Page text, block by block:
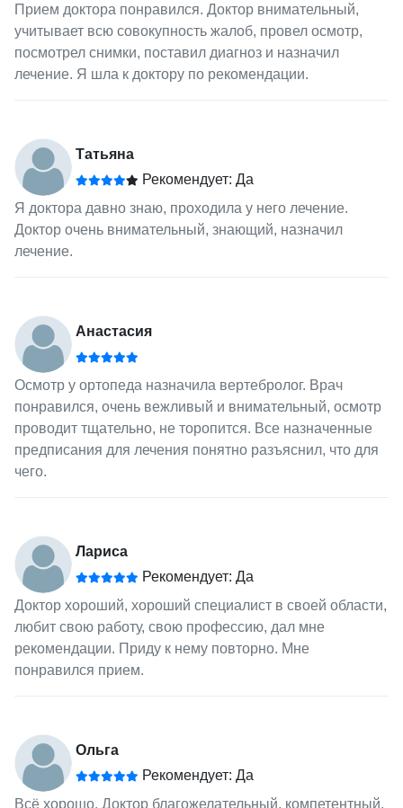
Прием доктора понравился. Доктор внимательный,
учитывает всю совокупность жалоб, провел осмотр,
посмотрел снимки, поставил диагноз и назначил
лечение. Я шла к доктору по рекомендации.
Татьяна
Рекомендует: Да
Я доктора давно знаю, проходила у него лечение.
Доктор очень внимательный, знающий, назначил
лечение.
Анастасия
Осмотр у ортопеда назначила вертебролог. Врач
понравился, очень вежливый и внимательный, осмотр
проводит тщательно, не торопится. Все назначенные
предписания для лечения понятно разъяснил, что для
чего.
Лариса
Рекомендует: Да
Доктор хороший, хороший специалист в своей области,
любит свою работу, свою профессию, дал мне
рекомендации. Приду к нему повторно. Мне
понравился прием.
Ольга
Рекомендует: Да
Всё хорошо. Доктор благожелательный, компетентный.